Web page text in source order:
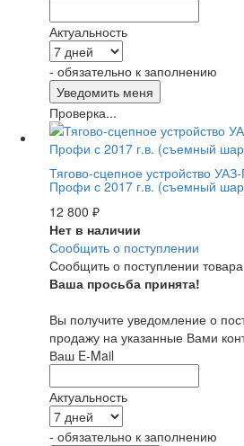
Актуальность
- обязательно к заполнению
Проверка...
Тягово-сцепное устройство
Профи с 2017 г.в. (съемный
12 800 ₽
Нет в наличии
Сообщить о поступлении
Сообщить о поступлении товара
Ваша просьба принята!
Вы получите уведомление о
продажу на указанные Вами
Ваш E-Mail
Актуальность
- обязательно к заполнению